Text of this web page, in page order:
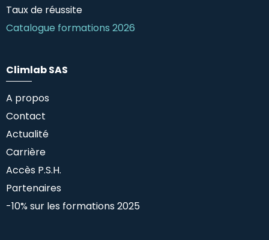
Taux de réussite
Catalogue formations 2026
Climlab SAS
A propos
Contact
Actualité
Carrière
Accès P.S.H.
Partenaires
-10% sur les formations 2025